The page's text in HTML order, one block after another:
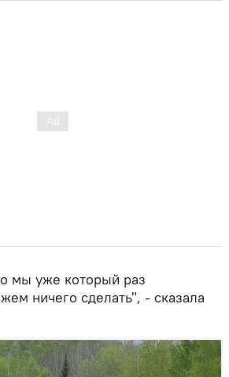
мы уже который раз
ничего сделать", - сказала